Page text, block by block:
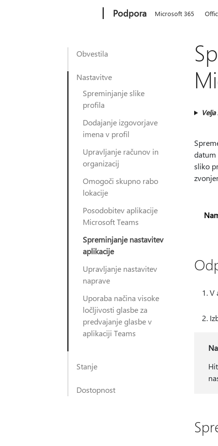
Podpora Microsoft 365
Obvestila
Nastavitve
Spreminjanje slike
profila
Dodajanje izgovorjave
imena v profil
Upravljanje računov in
organizacij
Omogoči skupno rabo
lokacije
Posodobitev aplikacije
Microsoft Teams
Spreminjanje nastavitev
aplikacije
Upravljanje nastavitev
naprave
Uporaba načina visoke
ločljivosti glasbe za
predvajanje glasbe v
aplikaciji Teams
Stanje
Dostopnost
Velja
datum
sliko
V